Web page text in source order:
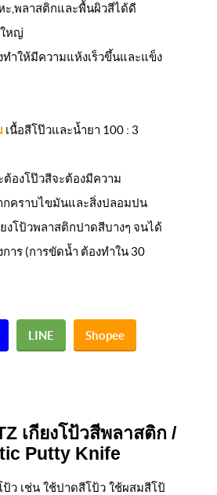
ะ,พลาสติกและพื้นผิวสีได้ดี
หญ่
ทำให้มีความแห้งเร็วขึ้นและแข็ง
เนื้อสีโป๊วและน้ำยา 100 : 3
องโป๊วสีจะต้องมีความ
กคราบไขมันและสิ่งปลอมปน
งโป้วพลาสติกปาดสีบางๆ จนได้
าร (การขัดน้ำ ต้องทำใน 30
LINE Shopee
เกียงโป้วสีพลาสติก /
Putty Knife
ว เช่น ใช้ปาดสีโป้ว ใช้ผสมสีโป้